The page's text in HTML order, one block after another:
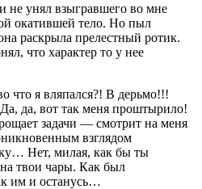
не унял взыгравшего во мне
окатившей тело. Но пыл
раскрыла прелестный ротик.
что характер то у нее
что я вляпался?! В дерьмо!!!
да, вот так меня проштырило!
задачи — смотрит на меня
взглядом
Нет, милая, как бы ты
на твои чары. Как был
им и останусь…